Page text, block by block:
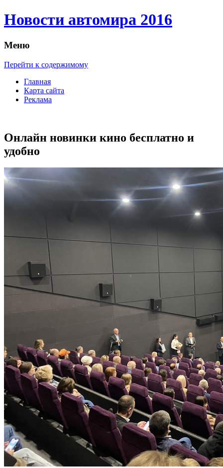
Новости автомира 2016
Меню
Перейти к содержимому
Главная
Карта сайта
Реклама
Онлайн новинки кино бесплатно и
удобно